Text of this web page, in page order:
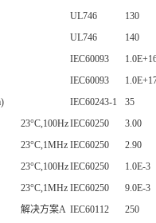
UL746
130
UL746 140
IEC60093
IEC60093
IEC60243-1 35
23°C,100HzIEC60250
3.00
23°C,1MHz IEC60250 2.90
23°C,100HzIEC60250
1.0E-3
23°C,1MHz IEC60250 9.0E-3
解决方案A IEC60112
250